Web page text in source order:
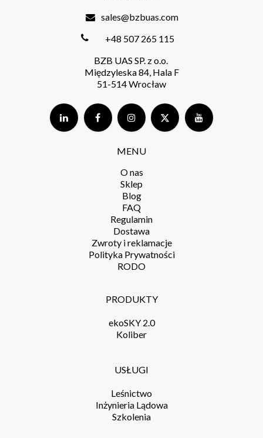
MENU
O nas
Sklep
Blog
FAQ
Regulamin
Dostawa
Zwroty i reklamacje
Polityka Prywatności
RODO
PRODUKTY
ekoSKY 2.0
Koliber
USŁUGI
Leśnictwo
Inżynieria Lądowa
Szkolenia
sales@bzbuas.com
+48 507 265 115
BZB UAS SP. z o.o.
Międzyleska 84, Hala F
51-514 Wrocław